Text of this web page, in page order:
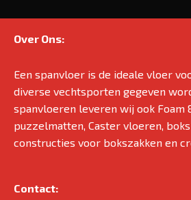
Over Ons:
Een spanvloer is de ideale vloer
diverse vechtsporten gegeven
spanvloeren leveren wij ook Foam
puzzelmatten, Caster vloeren,
constructies voor bokszakken en
Contact: